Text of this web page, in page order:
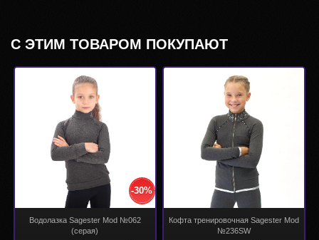
С ЭТИМ ТОВАРОМ ПОКУПАЮТ
-30%
Водолазка Sagester Mod №062
(серая)
Кофта тренировочная Sagester Mod
№236SW